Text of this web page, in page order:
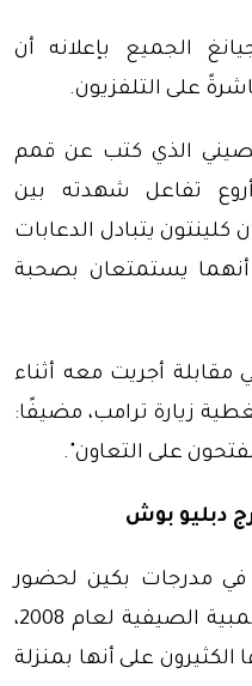
الجميع بإعلانه أن
على التلفزيون.
الذي كتب عن قمم
تفاعل شهدته بين
كلينتون يتبادل الدعابات
يستمتعان بصحبة
أجريت معه أثناء
زيارة ترامب، مضيفًا:
على التعاون".
في مدرجات بكين لحضور
حفل افتتاح دورة الألعاب الأولمبية الصيفية لعام 2008،
على أنها بمنزلة